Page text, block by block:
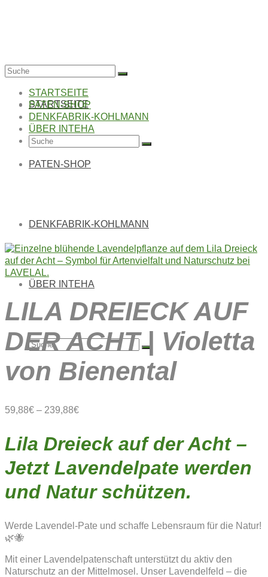
STARTSEITE
PATEN-SHOP
DENKFABRIK-KOHLMANN
ÜBER INTEHA
Suche
Suche
STARTSEITE
PATEN-SHOP
DENKFABRIK-KOHLMANN
ÜBER INTEHA
Suche
LILA DREIECK AUF
DER ACHT | Violetta
von Bienental
59,88€ – 239,88€
Lila Dreieck auf der Acht –
Jetzt Lavendelpate werden
und Natur schützen.
Werde Lavendel-Pate und schaffe Lebensraum für die Natur!
🌿🐝
Mit einer Lavendelpatenschaft unterstützt du aktiv den
Naturschutz an der Mittelmosel. Unser Lavendelfeld – die